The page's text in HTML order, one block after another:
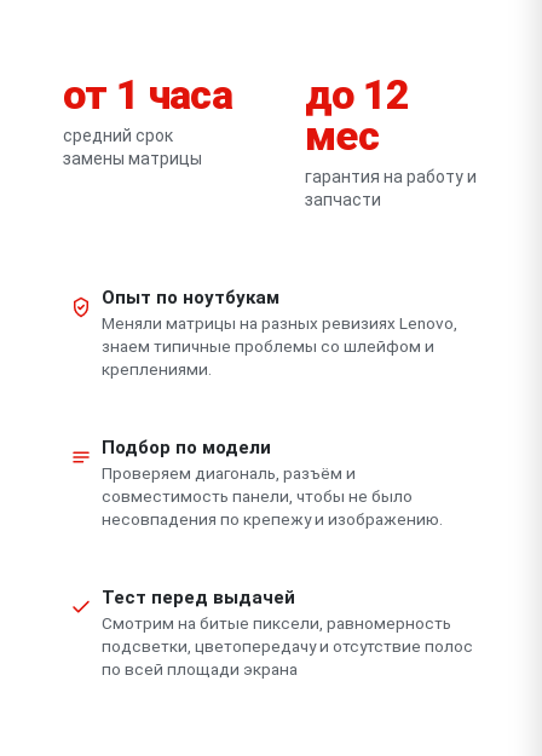
от 1 часа
средний срок
замены матрицы
до 12
мес
гарантия на работу и
запчасти
Опыт по ноутбукам
Меняли матрицы на разных ревизиях Lenovo,
знаем типичные проблемы со шлейфом и
креплениями.
Подбор по модели
Проверяем диагональ, разъём и
совместимость панели, чтобы не было
несовпадения по крепежу и изображению.
Тест перед выдачей
Смотрим на битые пиксели, равномерность
подсветки, цветопередачу и отсутствие полос
по всей площади экрана